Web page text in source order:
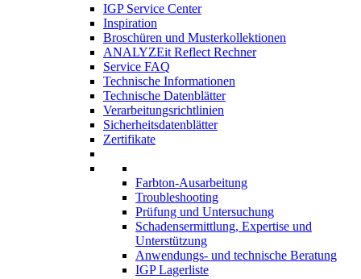
IGP Service Center
Inspiration
Broschüren und Musterkollektionen
ANALYZEit Reflect Rechner
Service FAQ
Technische Informationen
Technische Datenblätter
Verarbeitungsrichtlinien
Sicherheitsdatenblätter
Zertifikate
Farbton-Ausarbeitung
Troubleshooting
Prüfung und Untersuchung
Schadensermittlung, Expertise und
Unterstützung
Anwendungs- und technische Beratung
IGP Lagerliste